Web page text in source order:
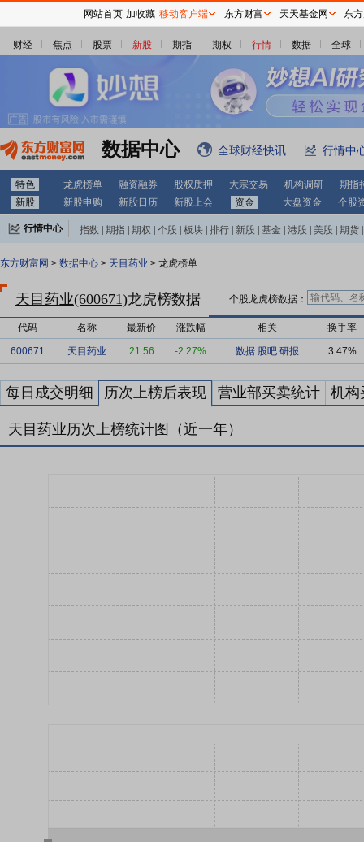
财经 焦点 股票 新股 期指 期权 行情 数据 全球
数据中心 全球财经快讯 行情中
特色 龙虎榜单 融资融券 股权质押 大宗交易 机构调研
期指
新股
新股申购 新股日历 新股上会 资金 大盘资金 个股
行情中心 指数 期指 期权 个股 板块 排行 新股 基金 港股 美股 期货
东方财富网 > 数据中心 > 天目药业 > 龙虎榜单
天目药业(600671)龙虎榜数据 个股龙虎榜数据：
代码 名称 最新价 涨跌幅 相关 换手率
600671 天目药业 21.56 -2.27% 数据 股吧 研报 3.47%
每日成交明细 历次上榜后表现 营业部买卖统计 机构
天目药业历次上榜统计图（近一年）
网站首页 加收藏 移动客户端 东方财富 天天基金网 东